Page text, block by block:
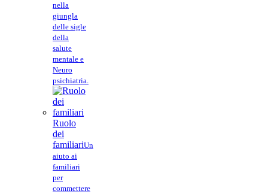
nella
giungla
delle sigle
della
salute
mentale e
Neuro
psichiatria.
Ruolo
dei
familiariUn
aiuto ai
familiari
per
commettere